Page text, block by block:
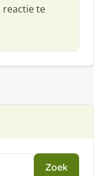
reactie te
Zoek